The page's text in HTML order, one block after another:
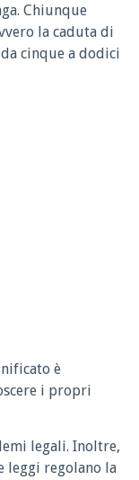
Chiunque
la caduta di
cinque a dodici
è
i propri
legali. Inoltre,
leggi regolano la